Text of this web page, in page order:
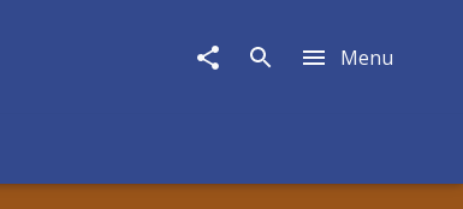
Menu